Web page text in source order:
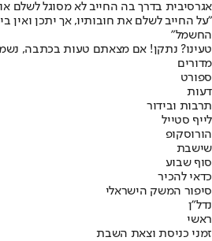
אגרסיבית בדרך בה החייב לא מסוגל לשלם
"על החייב לשלם את חובותיו, אך יתכן ואין
החשמל"
טעינו? נתקן! אם מצאתם טעות בכתבה,
מדורים
ספורט
דעות
תרבות ובידור
לייף סטייל
הורוסקופ
שישבת
סוף שבוע
כדאי להכיר
סיפור המשק הישראלי
נדל"ן
ראשי
זמני כניסת וצאת השבת